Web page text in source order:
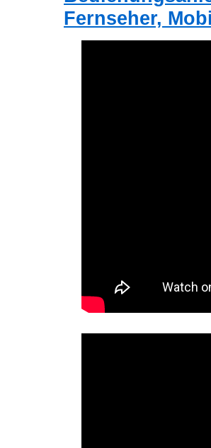
Fernseher,